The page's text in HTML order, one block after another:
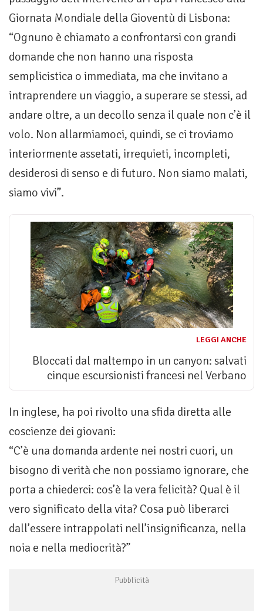
Giornata Mondiale della Gioventù di Lisbona:
“Ognuno è chiamato a confrontarsi con grandi
domande che non hanno una risposta
semplicistica o immediata, ma che invitano a
intraprendere un viaggio, a superare se stessi, ad
andare oltre, a un decollo senza il quale non c’è il
volo. Non allarmiamoci, quindi, se ci troviamo
interiormente assetati, irrequieti, incompleti,
desiderosi di senso e di futuro. Non siamo malati,
siamo vivi”.
LEGGI ANCHE
Bloccati dal maltempo in un canyon: salvati
cinque escursionisti francesi nel Verbano
In inglese, ha poi rivolto una sfida diretta alle
coscienze dei giovani:
“C’è una domanda ardente nei nostri cuori, un
bisogno di verità che non possiamo ignorare, che
porta a chiederci: cos’è la vera felicità? Qual è il
vero significato della vita? Cosa può liberarci
dall’essere intrappolati nell’insignificanza, nella
noia e nella mediocrità?”